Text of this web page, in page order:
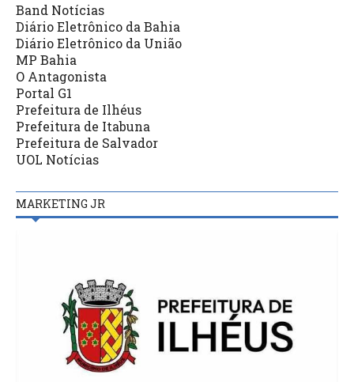
Band Notícias
Diário Eletrônico da Bahia
Diário Eletrônico da União
MP Bahia
O Antagonista
Portal G1
Prefeitura de Ilhéus
Prefeitura de Itabuna
Prefeitura de Salvador
UOL Notícias
MARKETING JR